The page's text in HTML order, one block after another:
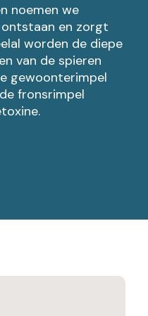
noemen we
en zorgt
worden de diepe
van de spieren
gewoonterimpel
fronsrimpel